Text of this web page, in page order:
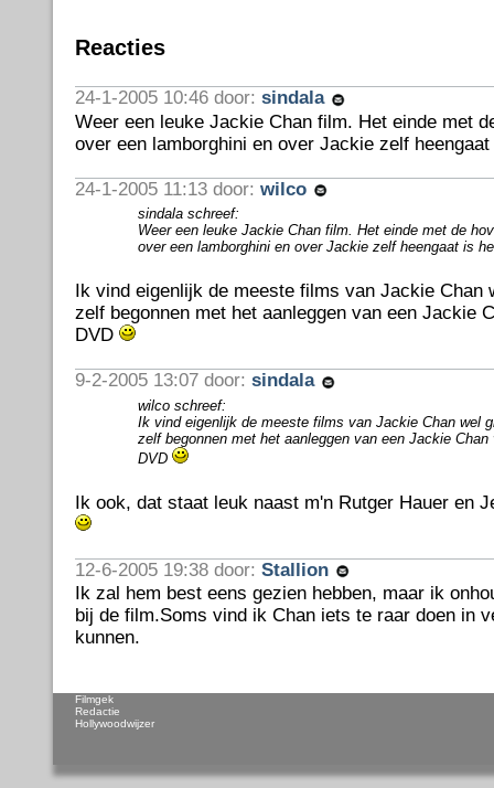
Reacties
24-1-2005 10:46 door: sindala
Weer een leuke Jackie Chan film. Het einde met
over een lamborghini en over Jackie zelf
24-1-2005 11:13 door: wilco
sindala schreef:
Weer een leuke Jackie Chan film. Het einde met de
over een lamborghini en over Jackie zelf heengaat is
Ik vind eigenlijk de meeste films van Jackie Chan
zelf begonnen met het aanleggen van een Jackie
DVD
9-2-2005 13:07 door: sindala
wilco schreef:
Ik vind eigenlijk de meeste films van Jackie Chan wel
zelf begonnen met het aanleggen van een Jackie Chan
DVD
Ik ook, dat staat leuk naast m'n Rutger Hauer en
12-6-2005 19:38 door: Stallion
Ik zal hem best eens gezien hebben, maar ik
bij de film.Soms vind ik Chan iets te raar doen in
kunnen.
Filmgek
Redactie
Hollywoodwijzer